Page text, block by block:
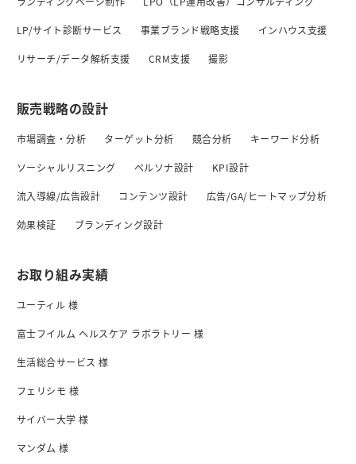
LP/サイト診断サービス 事業ブランド戦略支援 インハウス支援
リサーチ/データ解析支援 CRM支援 撮影
販売戦略の設計
市場調査・分析 ターゲット分析 競合分析 キーワード分析
ソーシャルリスニング ペルソナ設計 KPI設計
流入導線/広告設計 コンテンツ設計 広告/GA/ヒートマップ分析
効果検証 ブランディング設計
お取り組み実績
ユーティル 様
富士フイルム ヘルスケア ラボラトリー 様
生活総合サービス 様
フェリシモ 様
サイバー大学 様
マンダム 様